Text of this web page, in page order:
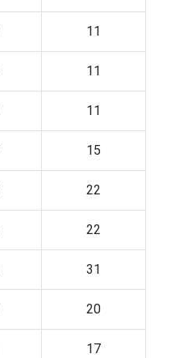
11
11
11
15
22
22
31
20
17